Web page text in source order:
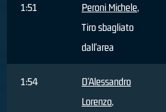
1:51 Peroni Michele,
Tiro sbagliato
dall'area
1:54
D'Alessandro
Lorenzo,